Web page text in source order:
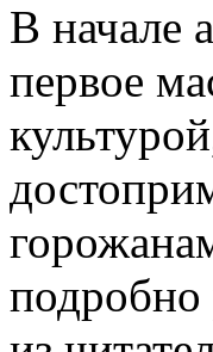
В начале
первое
подробно